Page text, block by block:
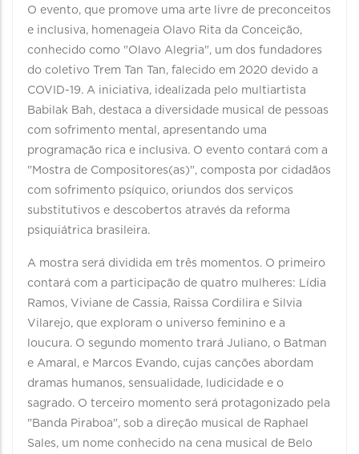
O evento, que promove uma arte livre de preconceitos
e inclusiva, homenageia Olavo Rita da Conceição,
conhecido como "Olavo Alegria", um dos fundadores
do coletivo Trem Tan Tan, falecido em 2020 devido a
COVID-19. A iniciativa, idealizada pelo multiartista
Babilak Bah, destaca a diversidade musical de pessoas
com sofrimento mental, apresentando uma
programação rica e inclusiva. O evento contará com a
"Mostra de Compositores(as)", composta por cidadãos
com sofrimento psíquico, oriundos dos serviços
substitutivos e descobertos através da reforma
psiquiátrica brasileira.
A mostra será dividida em três momentos. O primeiro
contará com a participação de quatro mulheres: Lídia
Ramos, Viviane de Cassia, Raissa Cordilira e Silvia
Vilarejo, que exploram o universo feminino e a
loucura. O segundo momento trará Juliano, o Batman
e Amaral, e Marcos Evando, cujas canções abordam
dramas humanos, sensualidade, ludicidade e o
sagrado. O terceiro momento será protagonizado pela
"Banda Piraboa", sob a direção musical de Raphael
Sales, um nome conhecido na cena musical de Belo